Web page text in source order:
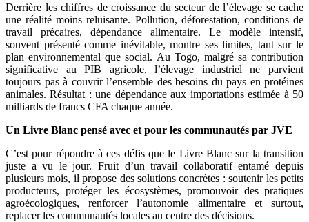
Derrière les chiffres de croissance du secteur de l’élevage se cache
une réalité moins reluisante. Pollution, déforestation, conditions de
travail précaires, dépendance alimentaire. Le modèle intensif,
souvent présenté comme inévitable, montre ses limites, tant sur le
plan environnemental que social. Au Togo, malgré sa contribution
significative au PIB agricole, l’élevage industriel ne parvient
toujours pas à couvrir l’ensemble des besoins du pays en protéines
animales. Résultat : une dépendance aux importations estimée à 50
milliards de francs CFA chaque année.
Un Livre Blanc pensé avec et pour les communautés par JVE
C’est pour répondre à ces défis que le Livre Blanc sur la transition
juste a vu le jour. Fruit d’un travail collaboratif entamé depuis
plusieurs mois, il propose des solutions concrètes : soutenir les petits
producteurs, protéger les écosystèmes, promouvoir des pratiques
agroécologiques, renforcer l’autonomie alimentaire et surtout,
replacer les communautés locales au centre des décisions.